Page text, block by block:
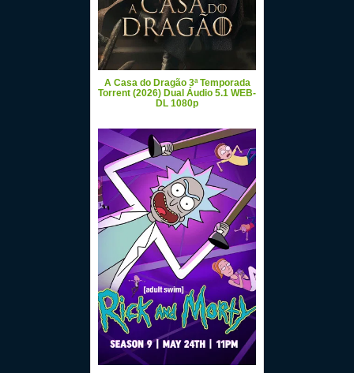
A Casa do Dragão 3ª Temporada
Torrent (2026) Dual Áudio 5.1 WEB-
DL 1080p